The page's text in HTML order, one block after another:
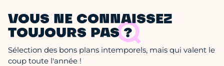
VOUS NE CONNAISSEZ
TOUJOURS PAS ?
Sélection des bons plans intemporels, mais qui valent le
coup toute l'année !